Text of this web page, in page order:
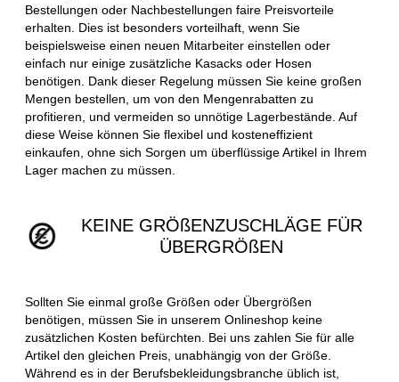
Bestellungen oder Nachbestellungen faire Preisvorteile
erhalten. Dies ist besonders vorteilhaft, wenn Sie
beispielsweise einen neuen Mitarbeiter einstellen oder
einfach nur einige zusätzliche Kasacks oder Hosen
benötigen. Dank dieser Regelung müssen Sie keine großen
Mengen bestellen, um von den Mengenrabatten zu
profitieren, und vermeiden so unnötige Lagerbestände. Auf
diese Weise können Sie flexibel und kosteneffizient
einkaufen, ohne sich Sorgen um überflüssige Artikel in Ihrem
Lager machen zu müssen.
KEINE GRÖßENZUSCHLÄGE FÜR
ÜBERGRÖßEN
Sollten Sie einmal große Größen oder Übergrößen
benötigen, müssen Sie in unserem Onlineshop keine
zusätzlichen Kosten befürchten. Bei uns zahlen Sie für alle
Artikel den gleichen Preis, unabhängig von der Größe.
Während es in der Berufsbekleidungsbranche üblich ist,